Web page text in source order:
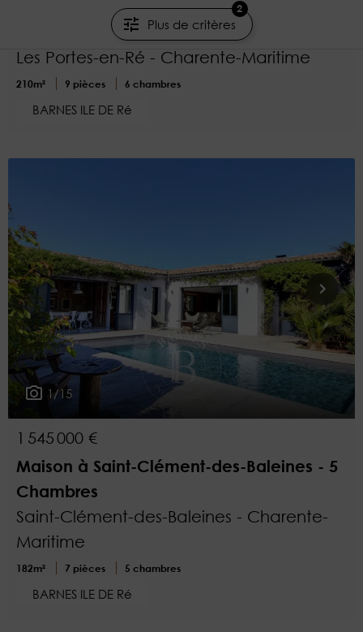
Plus de critères
2
Maison de charme dans quartier prisé,
Les Portes-en-Ré
Les Portes-en-Ré - Charente-Maritime
210m² 9 pièces 6 chambres
BARNES ILE DE Ré
1/15
1 545 000 €
Maison à Saint-Clément-des-Baleines - 5
Chambres
Saint-Clément-des-Baleines - Charente-
Maritime
182m² 7 pièces 5 chambres
BARNES ILE DE Ré